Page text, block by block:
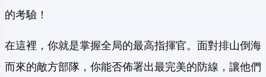
的考驗！
在這裡，你就是掌握全局的最高指揮官。面對排山倒海
而來的敵方部隊，你能否佈署出最完美的防線，讓他們